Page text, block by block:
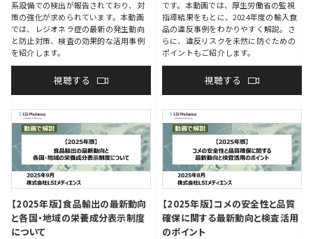
系設備での検出が報告されており、対
策の強化が求められています。本動画
では、レジオネラ症の最新の発生動向
と防止対策、検査の効果的な活用事例
を紹介します。
視聴する
です。本動画では、厚生労働省の監視
指導結果をもとに、2024年度の輸入食
品の違反事例をわかりやすく解説。さ
らに、違反リスクを未然に防ぐための
ポイントもご紹介します。
視聴する
【2025年版】食品輸出の最新動向
と各国・地域の栄養成分表示制度
について
【2025年版】コメの安全性と品質
確保に関する最新動向と検査活用
のポイント